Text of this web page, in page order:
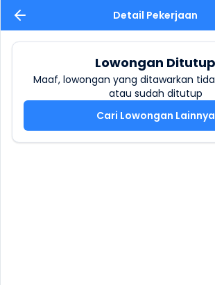
Detail Pekerjaan
Lowongan Ditutup
Maaf, lowongan yang ditawarkan
atau sudah ditutup
Cari Lowongan Lainnya